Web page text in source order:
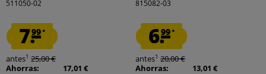
511050-02
7.99*
antes1 25,00 €
Ahorras:
17,01 €
815082-03
6.99*
antes1 20,00 €
Ahorras:
13,01 €